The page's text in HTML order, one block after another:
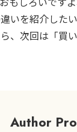
いを紹介した
、次回は「買
Author